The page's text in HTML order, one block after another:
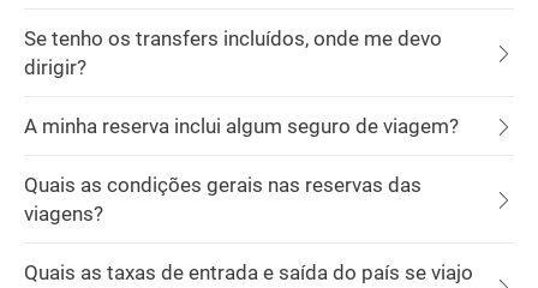
Se tenho os transfers incluídos, onde me devo
dirigir?
A minha reserva inclui algum seguro de viagem?
Quais as condições gerais nas reservas das
viagens?
Quais as taxas de entrada e saída do país se viajo